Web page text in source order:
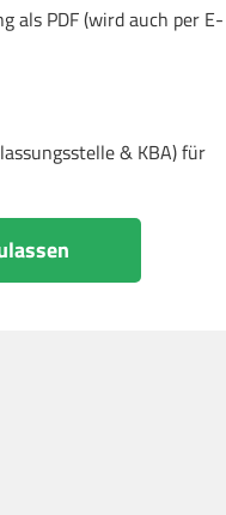
als PDF (wird auch per E-
& KBA) für